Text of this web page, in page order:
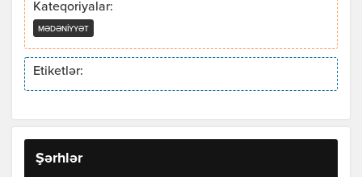
Kateqoriyalar:
MƏDƏNIYYƏT
Etiketlər:
Şərhlər